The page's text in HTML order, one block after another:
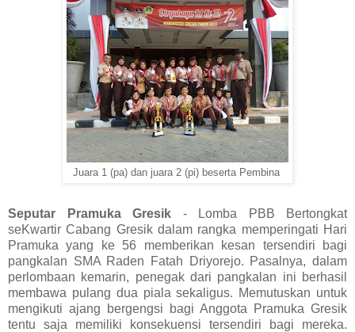
Juara 1 (pa) dan juara 2 (pi) beserta Pembina
Seputar Pramuka Gresik - Lomba PBB Bertongkat
seKwartir Cabang Gresik dalam rangka memperingati Hari
Pramuka yang ke 56 memberikan kesan tersendiri bagi
pangkalan SMA Raden Fatah Driyorejo. Pasalnya, dalam
perlombaan kemarin, penegak dari pangkalan ini berhasil
membawa pulang dua piala sekaligus. Memutuskan untuk
mengikuti ajang bergengsi bagi Anggota Pramuka Gresik
tentu saja memiliki konsekuensi tersendiri bagi mereka.